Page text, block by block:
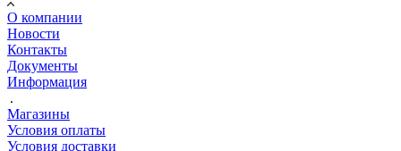
О компании
Новости
Контакты
Документы
Информация
Магазины
Условия оплаты
Условия доставки